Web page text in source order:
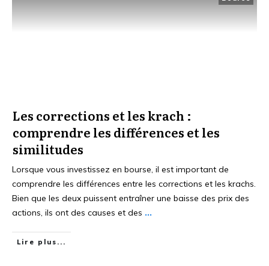
Les corrections et les krach :
comprendre les différences et les
similitudes
Lorsque vous investissez en bourse, il est important de
comprendre les différences entre les corrections et les krachs.
Bien que les deux puissent entraîner une baisse des prix des
actions, ils ont des causes et des ...
Lire plus...